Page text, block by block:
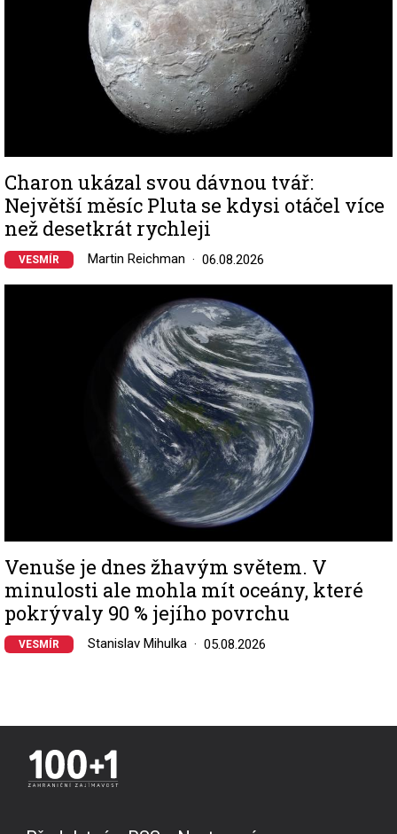
Charon ukázal svou dávnou tvář:
Největší měsíc Pluta se kdysi otáčel více
než desetkrát rychleji
VESMÍR Martin Reichman 06.08.2026
Venuše je dnes žhavým světem. V
minulosti ale mohla mít oceány, které
pokrývaly 90 % jejího povrchu
VESMÍR Stanislav Mihulka 05.08.2026